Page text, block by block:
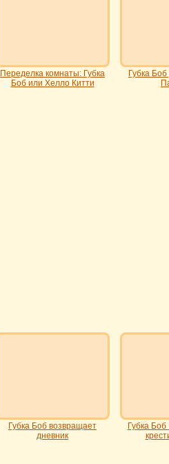
Переделка комнаты: Губка
Боб или Хелло Китти
Губка Боб
Губка Боб возвращает
дневник
Губка